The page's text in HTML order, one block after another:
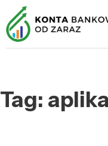
Tag: